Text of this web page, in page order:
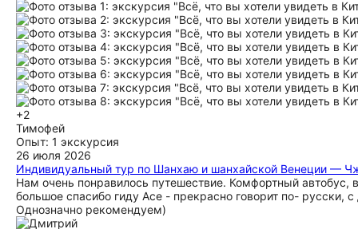
+2
Тимофей
Опыт: 1 экскурсия
26 июля 2026
Индивидуальный тур по Шанхаю и шанхайской Венеции —
Нам очень понравилось путешествие. Комфортный
большое спасибо гиду Асе - прекрасно говорит по- русски,
Однозначно рекомендуем)